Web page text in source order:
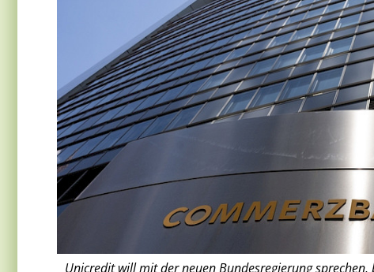
Unicredit will mit der neuen Bundesregierung